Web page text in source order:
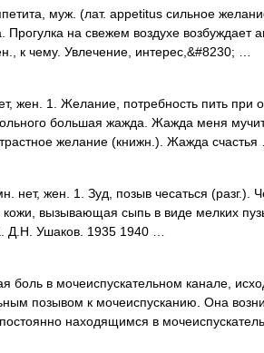
муж. (лат. appetitus сильное
на свежем воздухе возбуждает
к чему. Увлечение, интерес,&#8230; …
1. Желание, потребность пить при
большая жажда. Жажда меня
желание (книжн.). Жажда счастья
жен. 1. Зуд, позыв чесаться (разг.).
вызывающая сыпь в виде мелких
Д.Н. Ушаков. 1935 1940 …
боль в мочеиспускательном канале,
позывом к мочеиспусканию. Она
находящимся в